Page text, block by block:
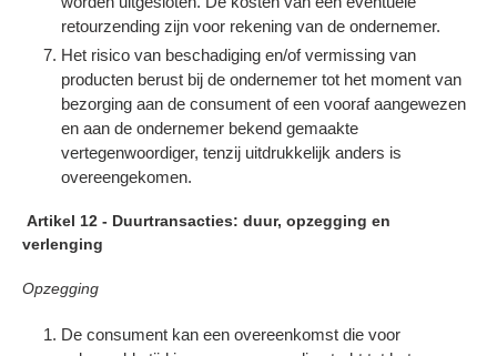
retourzending zijn voor rekening van de ondernemer.
Het risico van beschadiging en/of vermissing van
producten berust bij de ondernemer tot het moment van
bezorging aan de consument of een vooraf aangewezen
en aan de ondernemer bekend gemaakte
vertegenwoordiger, tenzij uitdrukkelijk anders is
overeengekomen.
Artikel 12 - Duurtransacties: duur, opzegging en
verlenging
Opzegging
De consument kan een overeenkomst die voor